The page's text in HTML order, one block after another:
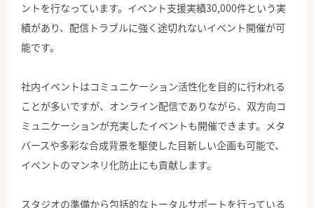
ントを行なっています。イベント支援実績30,000件という実
績があり、配信トラブルに強く途切れないイベント開催が可
能です。
社内イベントはコミュニケーション活性化を目的に行われる
ことが多いですが、オンライン配信でありながら、双方向コ
ミュニケーションが充実したイベントも開催できます。メタ
バースや多彩な合成背景を駆使した目新しい企画も可能で、
イベントのマンネリ化防止にも貢献します。
スタジオの準備から包括的なトータルサポートを行っている